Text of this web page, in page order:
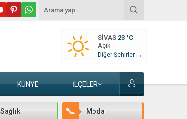
SIVAS 23 °C
Açık
Diğer Şehirler →
KÜNYE İLÇELER
Sağlık Moda